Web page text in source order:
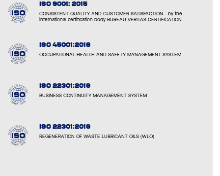
ISO 9001: 2015
CONSISTENT QUALITY AND CUSTOMER SATISFACTION - by the
international certification body BUREAU VERITAS CERTIFICATION
ISO 45001:2018
OCCUPATIONAL HEALTH AND SAFETY MANAGEMENT SYSTEM
ISO 22301:2019
BUSINESS CONTINUITY MANAGEMENT SYSTEM
ISO 22301:2019
REGENERATION OF WASTE LUBRICANT OILS (WLO)